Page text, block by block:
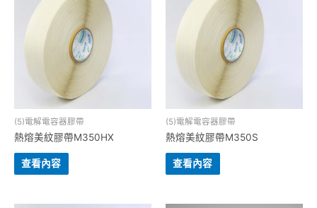
(5)電解電容器膠帶
熱熔美紋膠帶M350HX
查看內容
(5)電解電容器膠帶
熱熔美紋膠帶M350S
查看內容